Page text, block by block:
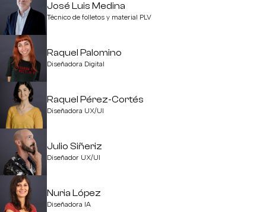
José Luis Medina
Técnico de folletos y material PLV
Raquel Palomino
Diseñadora Digital
Raquel Pérez-Cortés
Diseñadora UX/UI
Julio Siñeriz
Diseñador UX/UI
Nuria López
Diseñadora IA